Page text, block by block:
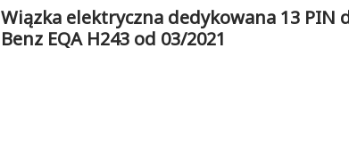
Wiązka elektryczna dedykowana 13 PIN
Benz EQA H243 od 03/2021